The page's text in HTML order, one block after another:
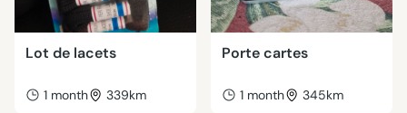
Lot de lacets
1 month 339km
Porte cartes
1 month 345km